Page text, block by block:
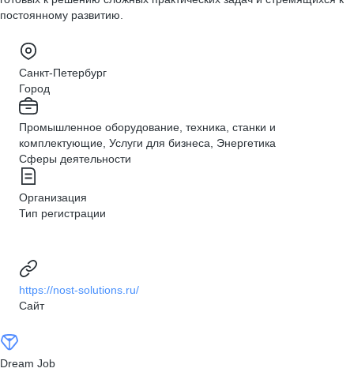
постоянному развитию.
Санкт-Петербург
Город
Промышленное оборудование, техника, станки и
комплектующие, Услуги для бизнеса, Энергетика
Сферы деятельности
Организация
Тип регистрации
https://nost-solutions.ru/
Сайт
Dream Job